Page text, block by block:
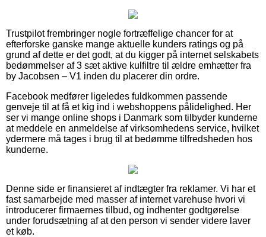
Trustpilot frembringer nogle fortræffelige chancer for at
efterforske ganske mange aktuelle kunders ratings og på
grund af dette er det godt, at du kigger på internet selskabets
bedømmelser af 3 sæt aktive kulfiltre til ældre emhætter fra
by Jacobsen – V1 inden du placerer din ordre.
Facebook medfører ligeledes fuldkommen passende
genveje til at få et kig ind i webshoppens pålidelighed. Her
ser vi mange online shops i Danmark som tilbyder kunderne
at meddele en anmeldelse af virksomhedens service, hvilket
ydermere må tages i brug til at bedømme tilfredsheden hos
kunderne.
Denne side er finansieret af indtægter fra reklamer. Vi har et
fast samarbejde med masser af internet varehuse hvori vi
introducerer firmaernes tilbud, og indhenter godtgørelse
under forudsætning af at den person vi sender videre laver
et køb.